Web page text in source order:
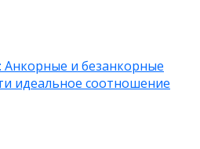
Анкорные и безанкорные
идеальное соотношение